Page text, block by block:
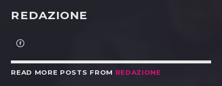
REDAZIONE
READ MORE POSTS FROM REDAZIONE